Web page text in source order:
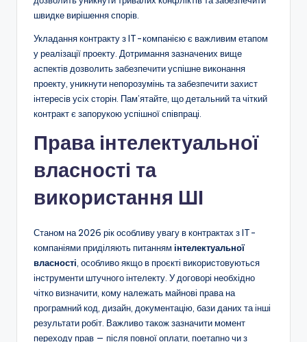
швидке вирішення спорів.
Укладання контракту з IT-компанією є важливим етапом
у реалізації проекту. Дотримання зазначених вище
аспектів дозволить забезпечити успішне виконання
проекту, уникнути непорозумінь та забезпечити захист
інтересів усіх сторін. Пам’ятайте, що детальний та чіткий
контракт є запорукою успішної співпраці.
Права інтелектуальної
власності та
використання ШІ
Станом на 2026 рік особливу увагу в контрактах з IT-
компаніями приділяють питанням інтелектуальної
власності , особливо якщо в проєкті використовуються
інструменти штучного інтелекту. У договорі необхідно
чітко визначити, кому належать майнові права на
програмний код, дизайн, документацію, бази даних та інші
результати робіт. Важливо також зазначити момент
переходу прав — після повної оплати, поетапно чи з